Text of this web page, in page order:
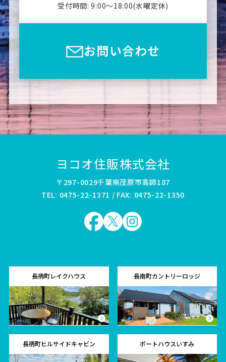
受付時間: 9:00〜18:00(⽔曜定休)
お問い合わせ
ヨコオ住販株式会社
〒297-0029千葉県茂原市高師187
TEL: 0475-22-1371 / FAX: 0475-22-1350
長柄町レイクハウス 長南町カントリーロッジ
長柄町ヒルサイドキャビン ポートハウスいすみ